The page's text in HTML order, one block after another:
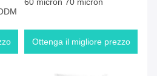
60 micron 70 micron
Ottenga il migliore prezzo